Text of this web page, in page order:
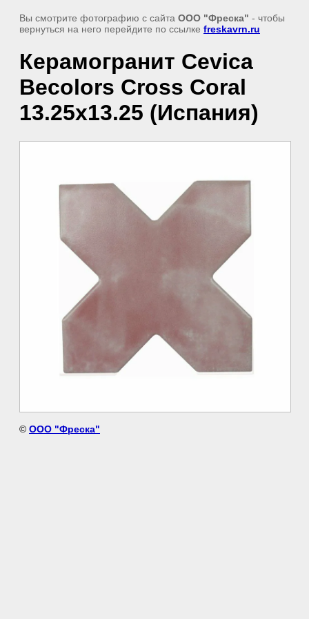
Вы смотрите фотографию с сайта ООО "Фреска" - чтобы
вернуться на него перейдите по ссылке freskavrn.ru
Керамогранит Cevica
Becolors Cross Coral
13.25х13.25 (Испания)
© ООО "Фреска"